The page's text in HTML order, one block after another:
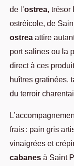
de l’ostrea, trésor
ostréicole, de
ostrea attire
port salines ou la
direct à ces
huîtres gratinées,
du terroir
frais : pain gris
vinaigrées et
cabanes à Saint